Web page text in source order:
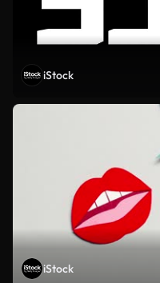
iStock
iStock